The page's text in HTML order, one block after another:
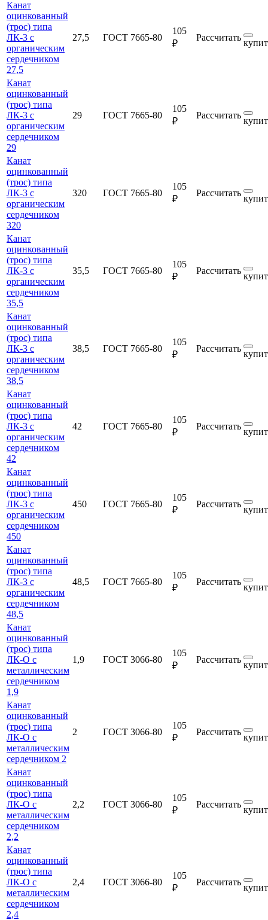
Канат
оцинкованный
(трос) типа
ЛК-3 с
органическим
сердечником
27,5
27,5 ГОСТ 7665-80
105
₽
Рассчитать
Канат
оцинкованный
(трос) типа
ЛК-3 с
органическим
сердечником
29
29 ГОСТ 7665-80
105
₽
Рассчитать
Канат
оцинкованный
(трос) типа
ЛК-3 с
органическим
сердечником
320
320 ГОСТ 7665-80
105
₽
Рассчитать
Канат
оцинкованный
(трос) типа
ЛК-3 с
органическим
сердечником
35,5
35,5 ГОСТ 7665-80
105
₽
Рассчитать
Канат
оцинкованный
(трос) типа
ЛК-3 с
органическим
сердечником
38,5
38,5 ГОСТ 7665-80
105
₽
Рассчитать
Канат
оцинкованный
(трос) типа
ЛК-3 с
органическим
сердечником
42
42 ГОСТ 7665-80
105
₽
Рассчитать
Канат
оцинкованный
(трос) типа
ЛК-3 с
органическим
сердечником
450
450 ГОСТ 7665-80
105
₽
Рассчитать
Канат
оцинкованный
(трос) типа
ЛК-3 с
органическим
сердечником
48,5
48,5 ГОСТ 7665-80
105
₽
Рассчитать
Канат
оцинкованный
(трос) типа
ЛК-О с
металлическим
сердечником
1,9
1,9 ГОСТ 3066-80
105
₽
Рассчитать
Канат
оцинкованный
(трос) типа
ЛК-О с
металлическим
сердечником 2
2 ГОСТ 3066-80
105
₽
Рассчитать
Канат
оцинкованный
(трос) типа
ЛК-О с
металлическим
сердечником
2,2
2,2 ГОСТ 3066-80
105
₽
Рассчитать
Канат
оцинкованный
(трос) типа
ЛК-О с
металлическим
сердечником
2,4
2,4 ГОСТ 3066-80
105
₽
Рассчитать